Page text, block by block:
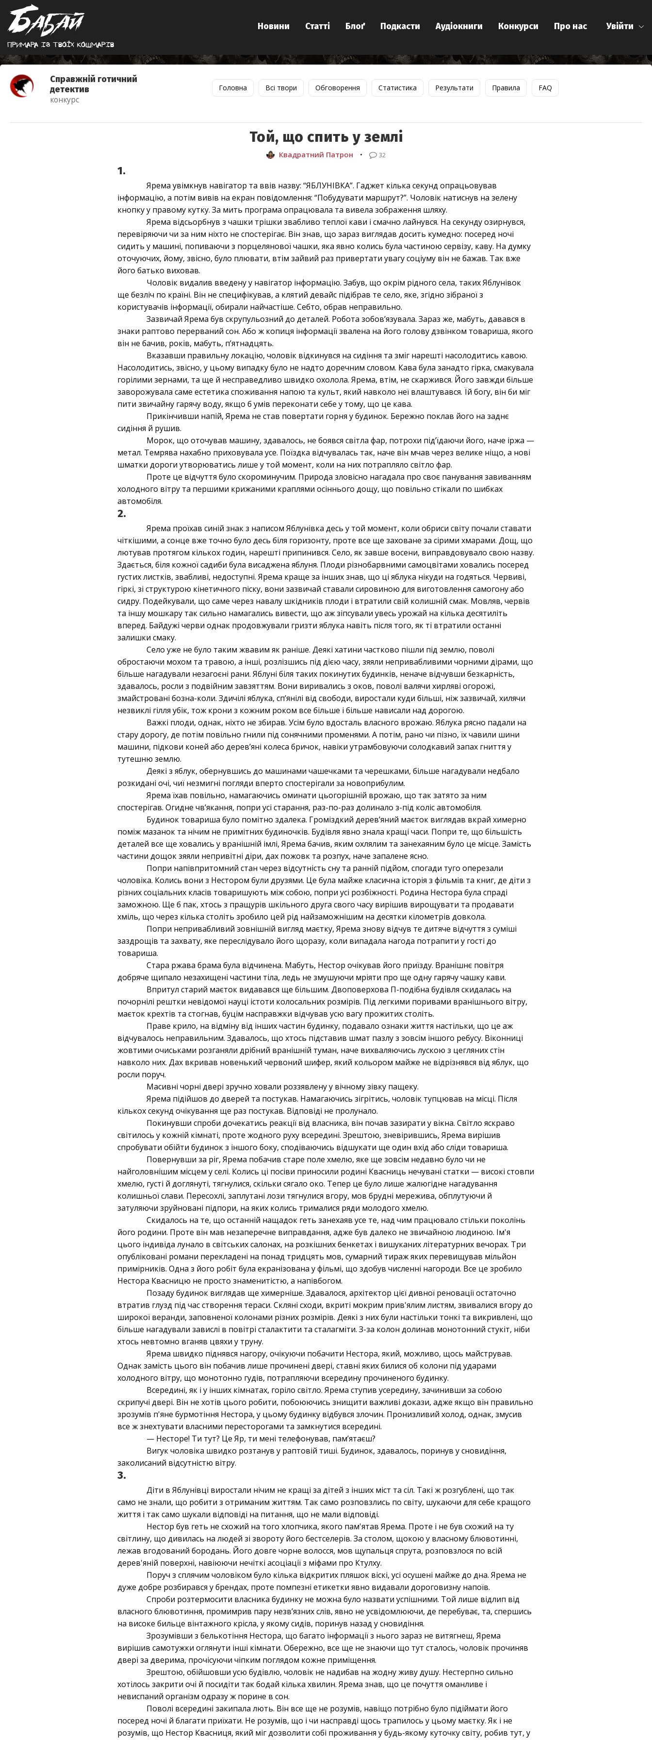
Примара iз твоїх кошмарiв
Увійти
Новини Статті Блоґ Подкасти Аудіокниги Конкурси Про нас
Справжній готичний
детектив
конкурс
Головна Всі твори Обговорення Статистика Результати Правила FAQ
Той, що спить у землі
Квадратний Патрон • 32
1.
Ярема увімкнув навігатор та ввів назву: “ЯБЛУНІВКА”. Гаджет кілька секунд опрацьовував
інформацію, а потім вивів на екран повідомлення: “Побудувати маршрут?”. Чоловік натиснув на зелену
кнопку у правому кутку. За мить програма опрацювала та вивела зображення шляху.
Ярема відсьорбнув з чашки трішки звабливо теплої кави і смачно лайнувся. На секунду озирнувся,
перевіряючи чи за ним ніхто не спостерігає. Він знав, що зараз виглядав досить кумедно: посеред ночі
сидить у машині, попиваючи з порцелянової чашки, яка явно колись була частиною сервізу, каву. На думку
оточуючих, йому, звісно, було плювати, втім зайвий раз привертати увагу соціуму він не бажав. Так вже
його батько виховав.
Чоловік видалив введену у навігатор інформацію. Забув, що окрім рідного села, таких Яблунівок
ще безліч по країні. Він не специфікував, а клятий девайс підібрав те село, яке, згідно зібраної з
користувачів інформації, обирали найчастіше. Себто, обрав неправильно.
Зазвичай Ярема був скрупульозний до деталей. Робота зобовʼязувала. Зараз же, мабуть, давався в
знаки раптово перерваний сон. Або ж копиця інформації звалена на його голову дзвінком товариша, якого
він не бачив, років, мабуть, пʼятнадцять.
Вказавши правильну локацію, чоловік відкинувся на сидіння та зміг нарешті насолодитись кавою.
Насолодитись, звісно, у цьому випадку було не надто доречним словом. Кава була занадто гірка, смакувала
горілими зернами, та ще й несправедливо швидко охолола. Ярема, втім, не скаржився. Його завжди більше
заворожувала саме естетика споживання напою та культ, який навколо неї влаштувався. Їй богу, він би міг
пити звичайну гарячу воду, якщо б умів переконати себе у тому, що це кава.
Прикінчивши напій, Ярема не став повертати горня у будинок. Бережно поклав його на заднє
сидіння й рушив.
Морок, що оточував машину, здавалось, не боявся світла фар, потрохи підʼїдаючи його, наче іржа —
метал. Темрява нахабно приховувала усе. Поїздка відчувалась так, наче він мчав через велике ніщо, а нові
шматки дороги утворюватись лише у той момент, коли на них потрапляло світло фар.
Проте це відчуття було скороминучим. Природа зловісно нагадала про своє панування завиванням
холодного вітру та першими крижаними краплями осіннього дощу, що повільно стікали по шибках
автомобіля.
2.
Ярема проїхав синій знак з написом Яблунівка десь у той момент, коли обриси світу почали ставати
чіткішими, а сонце вже точно було десь біля горизонту, проте все ще заховане за сірими хмарами. Дощ, що
лютував протягом кількох годин, нарешті припинився. Село, як завше восени, виправдовувало свою назву.
Здається, біля кожної садиби була висаджена яблуня. Плоди різнобарвними самоцвітами ховались посеред
густих листків, звабливі, недоступні. Ярема краще за інших знав, що ці яблука нікуди на годяться. Червиві,
гіркі, зі структурою кінетичного піску, вони зазвичай ставали сировиною для виготовлення самогону або
сидру. Подейкували, що саме через навалу шкідників плоди і втратили свій колишній смак. Мовляв, червів
та іншу мошкару так сильно намагались вивести, що аж зіпсували увесь урожай на кілька десятиліть
вперед. Байдужі черви однак продовжували гризти яблука навіть після того, як ті втратили останні
залишки смаку.
Село уже не було таким жвавим як раніше. Деякі хатини частково пішли під землю, поволі
обростаючи мохом та травою, а інші, розлізшись під дією часу, зяяли непривабливими чорними дірами, що
більше нагадували незагоєні рани. Яблуні біля таких покинутих будинків, неначе відчувши безкарність,
здавалось, росли з подвійним завзяттям. Вони виривались з оков, поволі валячи хирляві огорожі,
змайстровані бозна-коли. Здичілі яблука, спʼянілі від свободи, виростали куди більші, ніж зазвичай, хилячи
незвиклі гілля убік, тож крони з кожним роком все більше і більше нависали над дорогою.
Важкі плоди, однак, ніхто не збирав. Усім було вдосталь власного врожаю. Яблука рясно падали на
стару дорогу, де потім повільно гнили під сонячними променями. А потім, рано чи пізно, їх чавили шини
машини, підкови коней або деревʼяні колеса бричок, навіки утрамбовуючи солодкавий запах гниття у
тутешню землю.
Деякі з яблук, обернувшись до машинами чашечками та черешками, більше нагадували недбало
розкидані очі, чиї незмигні погляди вперто спостерігали за новоприбулим.
Ярема їхав повільно, намагаючись оминати цьогорішній врожаю, що так затято за ним
спостерігав. Огидне чвʼякання, попри усі старання, раз-по-раз долинало з-під коліс автомобіля.
Будинок товариша було помітно здалека. Громіздкий деревʼяний маєток виглядав вкрай химерно
поміж мазанок та нічим не примітних будиночків. Будівля явно знала кращі часи. Попри те, що більшість
деталей все ще ховались у вранішній імлі, Ярема бачив, яким охлялим та занехаяним було це місце. Замість
частини дощок зяяли непривітні діри, дах пожовк та розпух, наче запалене ясно.
Попри напівпритомний стан через відсутність сну та ранній підйом, спогади туго оперезали
чоловіка. Колись вони з Нестором були друзями. Це була майже класична історія з фільмів та книг, де діти з
різних соціальних класів товаришують між собою, попри усі розбіжності. Родина Нестора була спраді
заможною. Ще б пак, хтось з пращурів шкільного друга свого часу вирішив вирощувати та продавати
хміль, що через кілька століть зробило цей рід найзаможнішим на десятки кілометрів довкола.
Попри непривабливий зовнішній вигляд маєтку, Ярема знову відчув те дитяче відчуття з суміші
заздрощів та захвату, яке переслідувало його щоразу, коли випадала нагода потрапити у гості до
товариша.
Стара ржава брама була відчинена. Мабуть, Нестор очікував його приїзду. Вранішнє повітря
добряче щипало незахищені частини тіла, ледь не змушуючи мріяти про ще одну гарячу чашку кави.
Впритул старий маєток видавався ще більшим. Двоповерхова П-подібна будівля скидалась на
почорнілі рештки невідомої науці істоти колосальних розмірів. Під легкими поривами вранішнього вітру,
маєток крехтів та стогнав, буцім насправжки відчував усю вагу прожитих століть.
Праве крило, на відміну від інших частин будинку, подавало ознаки життя настільки, що це аж
відчувалось неправильним. Здавалось, що хтось підставив шмат пазлу з зовсім іншого ребусу. Віконниці
жовтими очиськами розганяли дрібний вранішній туман, наче вихваляючись лускою з цегляних стін
навколо них. Дах вкривав новенький червоний шифер, який кольором майже не відрізнявся від яблук, що
росли поруч.
Масивні чорні двері зручно ховали роззявлену у вічному зівку пащеку.
Ярема підійшов до дверей та постукав. Намагаючись зігрітись, чоловік тупцював на місці. Після
кількох секунд очікування ще раз постукав. Відповіді не пролунало.
Покинувши спроби дочекатись реакції від власника, він почав зазирати у вікна. Світло яскраво
світилось у кожній кімнаті, проте жодного руху всередині. Зрештою, зневірившись, Ярема вирішив
спробувати обійти будинок з іншого боку, сподіваючись відшукати ще один вхід або сліди товариша.
Повернувши за ріг, Ярема побачив старе поле хмелю, яке ще зовсім недавно було чи не
найголовнішим місцем у селі. Колись ці посіви приносили родині Квасниць нечувані статки — високі стовпи
хмелю, густі й доглянуті, тягнулися, скільки сягало око. Тепер це було лише жалюгідне нагадування
колишньої слави. Пересохлі, заплутані лози тягнулися вгору, мов брудні мережива, обплутуючи й
затуляючи зруйновані підпори, на яких колись трималися ряди молодого хмелю.
Скидалось на те, що останній нащадок геть занехаяв усе те, над чим працювало стільки поколінь
його родини. Проте він мав незаперечне виправдання, адже був далеко не звичайною людиною. Ім'я
цього індивіда лунало в світських салонах, на розкішних бенкетах і вишуканих літературних вечорах. Три
опубліковані романи перекладені на понад тридцять мов, сумарний тираж яких перевищував мільйон
примірників. Одна з його робіт була екранізована у фільмі, що здобув численні нагороди. Все це зробило
Нестора Квасницю не просто знаменитістю, а напівбогом.
Позаду будинок виглядав ще химерніше. Здавалося, архітектор цієї дивної реновації остаточно
втратив глузд під час створення тераси. Скляні сходи, вкриті мокрим прив'ялим листям, звивалися вгору до
широкої веранди, заповненої колонами різних розмірів. Деякі з них були настільки тонкі та викривлені, що
більше нагадували завислі в повітрі сталактити та сталагміти. З-за колон долинав монотонний стукіт, ніби
хтось невтомно вганяв цвяхи у труну.
Ярема швидко піднявся нагору, очікуючи побачити Нестора, який, можливо, щось майстрував.
Однак замість цього він побачив лише прочинені двері, ставні яких билися об колони під ударами
холодного вітру, що монотонно гудів, потрапляючи всередину прочиненого будинку.
Всередині, як і у інших кімнатах, горіло світло. Ярема ступив усередину, зачинивши за собою
скрипучі двері. Він не хотів цього робити, побоюючись знищити важливі докази, адже якщо він правильно
зрозумів п'яне бурмотіння Нестора, у цьому будинку відбувся злочин. Пронизливий холод, однак, змусив
все ж знехтувати власними пересторогами та замкнутися всередині.
— Несторе! Ти тут? Це Яр, ти мені телефонував, памʼятаєш?
Вигук чоловіка швидко розтанув у раптовій тиші. Будинок, здавалось, поринув у сновидіння,
заколисаний відсутністю вітру.
3.
Діти в Яблунівці виростали нічим не кращі за дітей з інших міст та сіл. Такі ж розгублені, що так
само не знали, що робити з отриманим життям. Так само розповзлись по світу, шукаючи для себе кращого
життя і так само шукали відповіді на питання, що не мали відповіді.
Нестор був геть не схожий на того хлопчика, якого пам'ятав Ярема. Проте і не був схожий на ту
світлину, що дивилась на людей зі звороту його бестселерів. За столом, щокою у власному блювотинні,
лежав вгодований бородань. Його довге чорне волосся, мов щупальця спрута, розповзлося по всій
дерев'яній поверхні, навіюючи нечіткі асоціації з міфами про Ктулху.
Поруч з сплячим чоловіком було кілька відкритих пляшок віскі, усі осушені майже до дна. Ярема не
дуже добре розбирався у брендах, проте помпезні етикетки явно видавали дороговизну напоїв.
Спроби розтермосити власника будинку не можна було назвати успішними. Той лише відлип від
власного блювотиння, промимрив пару незвʼязних слів, явно не усвідомлюючи, де перебуває, та, спершись
на високе бильце вінтажного крісла, у якому сидів, поринув назад у сновидіння.
Зрозумівши з белькотіння Нестора, що багато інформації з нього зараз не витягнеш, Ярема
вирішив самотужки оглянути інші кімнати. Обережно, все ще не знаючи що тут сталось, чоловік прочиняв
двері за дверима, прочісуючи чіпким поглядом кожне приміщення.
Зрештою, обійшовши усю будівлю, чоловік не надибав на жодну живу душу. Нестерпно сильно
хотілось закрити очі й посидіти так бодай кілька хвилин. Ярема знав, що це почуття оманливе і
невиспаний організм одразу ж порине в сон.
Поволі всередині закипала лють. Він все ще не розумів, навіщо потрібно було підіймати його
посеред ночі й благати приїхати. Не розумів, що і чи насправді щось трапилось у цьому маєтку. Як і не
розумів, що Нестор Квасниця, який міг дозволити собі проживання у будь-якому куточку світу, робив тут, у